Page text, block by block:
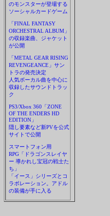
のモンスターが登場する
ソーシャルカードゲーム
「FINAL FANTASY
ORCHESTRAL ALBUM」
の収録楽曲、ジャケット
が公開
「METAL GEAR RISING
REVENGEANCE」サン
トラの発売決定
人気ボーカル曲を中心に
収録したサウンドトラッ
ク
PS3/Xbox 360「ZONE
OF THE ENDERS HD
EDITION」
隠し要素など新PVを公式
サイトで公開
スマートフォン用
RPG「ドラゴンスレイヤ
ー 導かれし宝冠の戦士た
ち」
「イース」シリーズとコ
ラボレーション。アドル
の装備が手に入る